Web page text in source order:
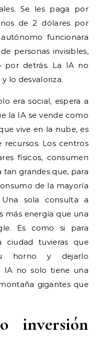
Se les paga por
de 2 dólares por
funcionara
personas invisibles,
por detrás. La IA no
lo desvaloriza.
era social, espera a
la IA se vende como
vive en la nube, es
recursos. Los centros
físicos, consumen
tan grandes que, para
de la mayoría
sola consulta a
más energía que una
Es como si para
tuvieras que
horno y dejarlo
IA no solo tiene una
gigantes que
inversión